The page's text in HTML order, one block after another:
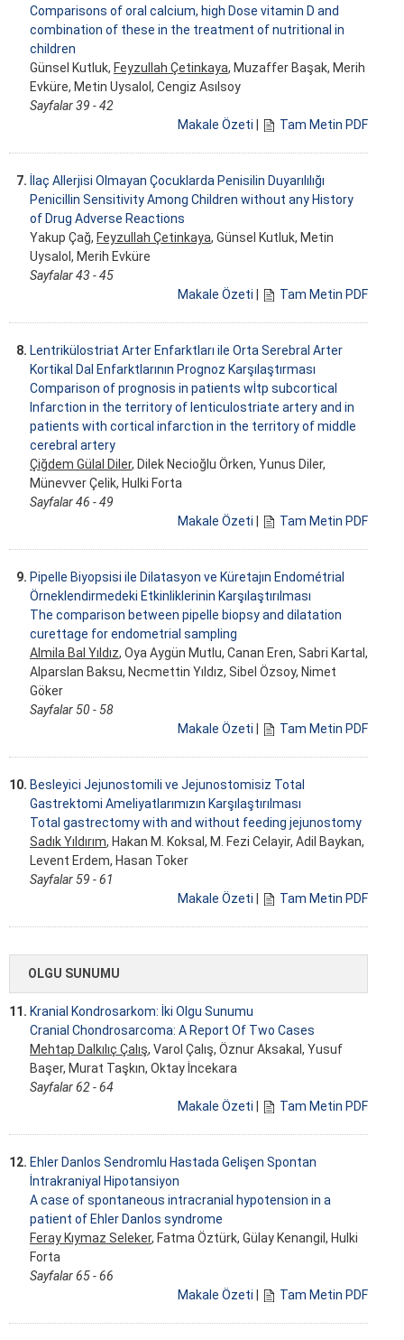
Comparisons of oral calcium, high Dose vitamin D and
combination of these in the treatment of nutritional in
children
Günsel Kutluk, Feyzullah Çetinkaya, Muzaffer Başak, Merih
Evküre, Metin Uysalol, Cengiz Asılsoy
Sayfalar 39 - 42
Makale Özeti
Tam Metin PDF
7.
İlaç Allerjisi Olmayan Çocuklarda Penisilin Duyarılılığı
Penicillin Sensitivity Among Children without any History
of Drug Adverse Reactions
Yakup Çağ, Feyzullah Çetinkaya, Günsel Kutluk, Metin
Uysalol, Merih Evküre
Sayfalar 43 - 45
Makale Özeti
Tam Metin PDF
8. Lentrikülostriat Arter Enfarktları ile Orta Serebral Arter
Kortikal Dal Enfarktlarının Prognoz Karşılaştırması
Comparison of prognosis in patients wİtp subcortical
Infarction in the territory of lenticulostriate artery and in
patients with cortical infarction in the territory of middle
cerebral artery
Çiğdem Gülal Diler, Dilek Necioğlu Örken, Yunus Diler,
Münevver Çelik, Hulki Forta
Sayfalar 46 - 49
Makale Özeti
Tam Metin PDF
9. Pipelle Biyopsisi ile Dilatasyon ve Küretajın Endométrial
Örneklendirmedeki Etkinliklerinin Karşılaştırılması
The comparison between pipelle biopsy and dilatation
curettage for endometrial sampling
Almila Bal Yıldız, Oya Aygün Mutlu, Canan Eren, Sabri Kartal,
Alparslan Baksu, Necmettin Yıldız, Sibel Özsoy, Nimet
Göker
Sayfalar 50 - 58
Makale Özeti
Tam Metin PDF
10. Besleyici Jejunostomili ve Jejunostomisiz Total
Gastrektomi Ameliyatlarımızın Karşılaştırılması
Total gastrectomy with and without feeding jejunostomy
Sadık Yıldırım, Hakan M. Koksal, M. Fezi Celayir, Adil Baykan,
Levent Erdem, Hasan Toker
Sayfalar 59 - 61
Makale Özeti
Tam Metin PDF
OLGU SUNUMU
11. Kranial Kondrosarkom: İki Olgu Sunumu
Cranial Chondrosarcoma: A Report Of Two Cases
Mehtap Dalkılıç Çalış, Varol Çalış, Öznur Aksakal, Yusuf
Başer, Murat Taşkın, Oktay İncekara
Sayfalar 62 - 64
Makale Özeti
Tam Metin PDF
12. Ehler Danlos Sendromlu Hastada Gelişen Spontan
İntrakraniyal Hipotansiyon
A case of spontaneous intracranial hypotension in a
patient of Ehler Danlos syndrome
Feray Kıymaz Seleker, Fatma Öztürk, Gülay Kenangil, Hulki
Forta
Sayfalar 65 - 66
Makale Özeti
Tam Metin PDF